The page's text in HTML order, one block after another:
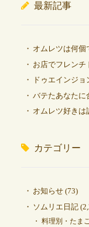
最新記事
オムレツは何個
お店でフレンチ
ドゥエインジ
バテたあなたに
オムレツ好きは
カテゴリー
お知らせ(73)
ソムリエ日記
料理別・たま